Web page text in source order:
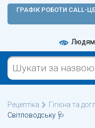
ГРАФІК РОБОТИ CALL-
Людям
Рецептіка Гігієна та
Світловодську 🩺